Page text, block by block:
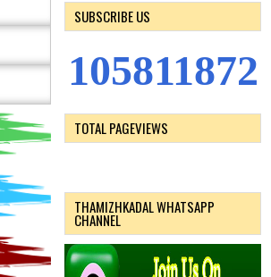
SUBSCRIBE US
105811872
TOTAL PAGEVIEWS
THAMIZHKADAL WHATSAPP
CHANNEL